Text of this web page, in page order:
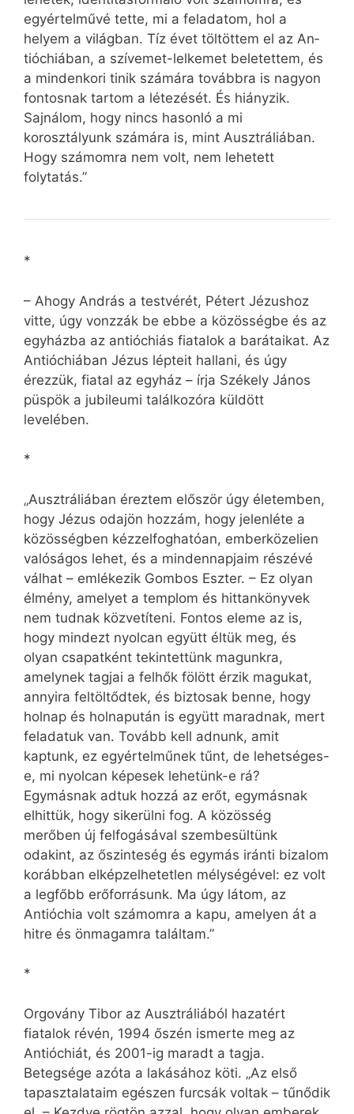
egyértelművé tette, mi a feladatom, hol a
helyem a világban. Tíz évet töltöttem el az An­
tió­chiá­ban, a szívemet-lelkemet beletettem, és
a mindenkori tinik számára továbbra is nagyon
fontosnak tartom a létezését. És hiányzik.
Sajnálom, hogy nincs hasonló a mi
korosztályunk számára is, mint Ausztráliában.
Hogy számomra nem volt, nem lehetett
folytatás.”
*
– Ahogy András a testvérét, Pétert Jézushoz
vitte, úgy vonzzák be ebbe a közösségbe és az
egyházba az antióchiás fiatalok a barátaikat. Az
Antióchiában Jézus lépteit hallani, és úgy
érezzük, fiatal az egyház – írja Székely János
püspök a jubileumi találkozóra küldött
levelében.
*
„Ausztráliában éreztem először úgy életemben,
hogy Jézus odajön hozzám, hogy jelenléte a
közösségben kézzelfoghatóan, emberközelien
valóságos lehet, és a mindennapjaim részévé
válhat – emlékezik Gombos Eszter. – Ez olyan
élmény, amelyet a templom és hittankönyvek
nem tudnak közvetíteni. Fontos eleme az is,
hogy mindezt nyolcan együtt éltük meg, és
olyan csapatként tekintettünk magunkra,
amelynek tagjai a felhők fölött érzik magukat,
annyira feltöltődtek, és biztosak benne, hogy
holnap és holnapután is együtt maradnak, mert
feladatuk van. Tovább kell adnunk, amit
kaptunk, ez egyértelműnek tűnt, de lehetséges-
e, mi nyolcan képesek lehetünk-e rá?
Egymásnak adtuk hozzá az erőt, egymásnak
elhittük, hogy sikerülni fog. A közösség
merőben új felfogásával szembesültünk
odakint, az őszinteség és egymás iránti bizalom
korábban elképzelhetetlen mélységével: ez volt
a legfőbb erőforrásunk. Ma úgy látom, az
Antióchia volt számomra a kapu, amelyen át a
hitre és önmagamra találtam.”
*
Orgovány Tibor az Ausztráliából hazatért
fiatalok révén, 1994 őszén ismerte meg az
Antióchiát, és 2001-ig maradt a tagja.
Betegsége azóta a lakásához köti. „Az első
tapasztalataim egészen furcsák voltak – tűnődik